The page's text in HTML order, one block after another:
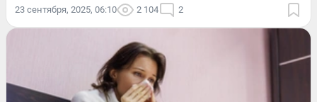
23 сентября, 2025, 06:10 2 104 2